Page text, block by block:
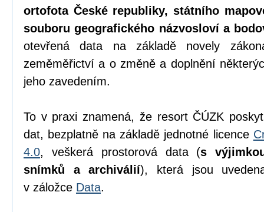
ortofota České republiky, státního
souboru geografického názvosloví a
otevřená data na základě novely
zeměměřictví a o změně a doplnění
jeho zavedením.
To v praxi znamená, že resort ČÚZK
dat, bezplatně na základě jednotné licence
4.0, veškerá prostorová data (s
snímků a archiválií), která jsou
v záložce Data.